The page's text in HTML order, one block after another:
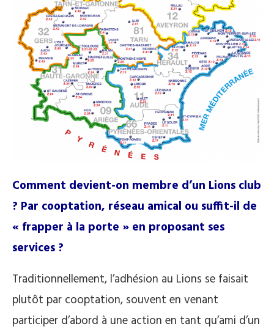
Comment devient-on membre d’un Lions club
? Par cooptation, réseau amical ou suffit-il de
« frapper à la porte » en proposant ses
services ?
Traditionnellement, l’adhésion au Lions se faisait
plutôt par cooptation, souvent en venant
participer d’abord à une action en tant qu’ami d’un